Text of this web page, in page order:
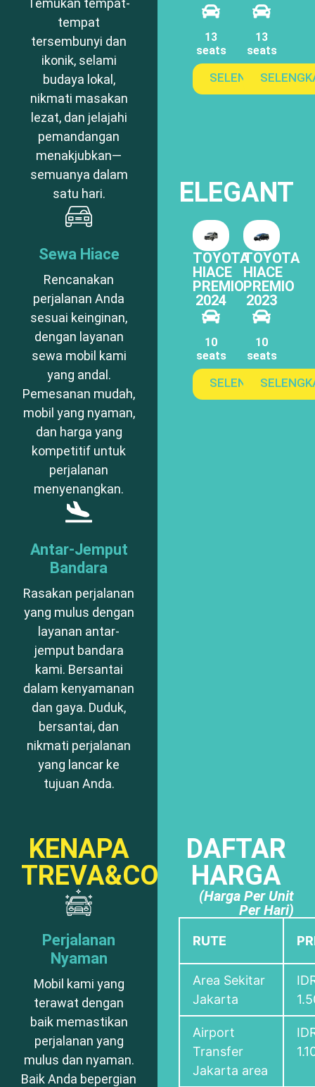
Temukan tempat-
tempat
tersembunyi dan
ikonik, selami
budaya lokal,
nikmati masakan
lezat, dan jelajahi
pemandangan
menakjubkan—
semuanya dalam
satu hari.
Sewa Hiace
Rencanakan
perjalanan Anda
sesuai keinginan,
dengan layanan
sewa mobil kami
yang andal.
Pemesanan mudah,
mobil yang nyaman,
dan harga yang
kompetitif untuk
perjalanan
menyenangkan.
Antar-Jemput
Bandara
Rasakan perjalanan
yang mulus dengan
layanan antar-
jemput bandara
kami. Bersantai
dalam kenyamanan
dan gaya. Duduk,
bersantai, dan
nikmati perjalanan
yang lancar ke
tujuan Anda.
13
seats
SELENGKAPNYA
13
seats
ELEGANT
TOYOTA
HIACE
PREMIO
2024
10
seats
SELENGKAPNYA
TOYOTA
HIACE
PREMIO
2023
10
seats
KENAPA
TREVA&CO
Perjalanan
Nyaman
Mobil kami yang
terawat dengan
baik memastikan
perjalanan yang
mulus dan nyaman.
Baik Anda bepergian
DAFTAR
HARGA
(Harga Per Unit
Per Hari)
RUTE
Area Sekitar
Jakarta
Airport
Transfer
Jakarta area